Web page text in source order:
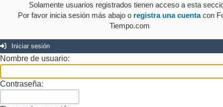
Solamente usuarios registrados tienen acceso a esta
Por favor inicia sesión más abajo o registra una cuentacon
Tiempo.com
Iniciar sesión
Nombre de usuario:
Contraseña: